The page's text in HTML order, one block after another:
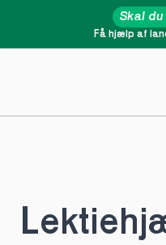
Få hjælp af
Skal